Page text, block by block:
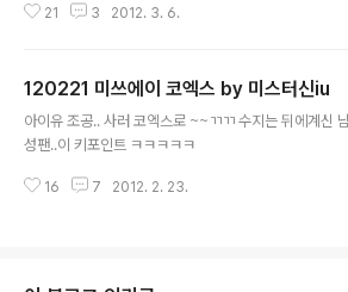
21 3 2012. 3. 6.
120221 미쓰에이 코엑스 by 미스터신iu
아이유 조공.. 사러 코엑스로 ~~ㄲㄲ 수지는 뒤에계신
성팬..이 키포인트 ㅋㅋㅋㅋㅋ
16 7 2012. 2. 23.